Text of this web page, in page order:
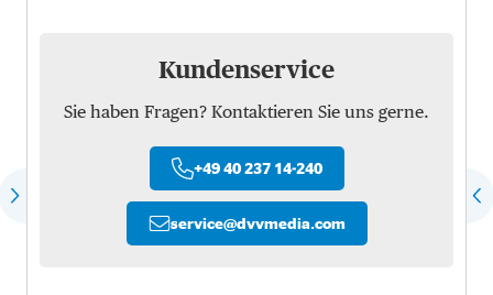
Kundenservice
Sie haben Fragen? Kontaktieren Sie uns gerne.
+49 40 237 14-240
service@dvvmedia.com